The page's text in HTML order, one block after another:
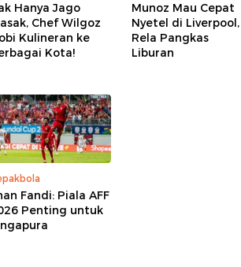
Hanya Jago
Chef Wilgoz
Kulineran ke
Kota!
Munoz Mau Cepat
Nyetel di Liverpool,
Rela Pangkas
Liburan
Fandi: Piala AFF
Penting untuk